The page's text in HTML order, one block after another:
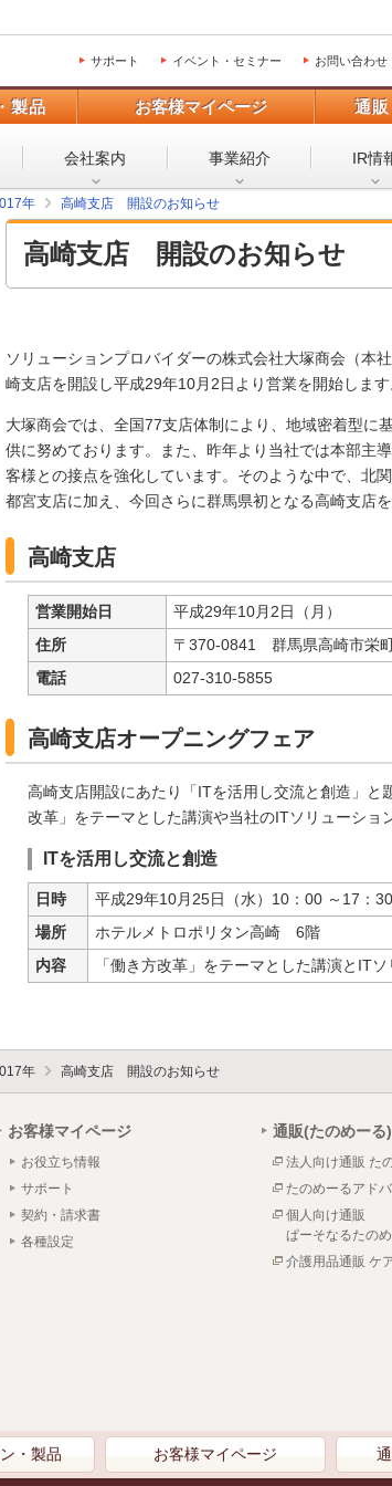
サポート イベント・セミナー お問い合わせ
製品 お客様マイページ 通販
会社案内 事業紹介 IR情
年 高崎支店 開設のお知らせ
高崎支店 開設のお知らせ
ソリューションプロバイダーの株式会社大塚商会（
崎支店を開設し平成29年10月2日より営業を開始します
大塚商会では、全国77支店体制により、地域密着型に
供に努めております。また、昨年より当社では本部主
客様との接点を強化しています。そのような中で、北
都宮支店に加え、今回さらに群馬県初となる高崎支店を
高崎支店
営業開始日
平成29年10月2日（月）
住所
〒370-0841 群馬県高崎市
電話
027-310-5855
高崎支店オープニングフェア
高崎支店開設にあたり「ITを活用し交流と創造」
改革」をテーマとした講演や当社のITソリューショ
ITを活用し交流と創造
日時
平成29年10月25日（水）10：00 ～17：30
場所
ホテルメトロポリタン高崎 6階
内容
「働き方改革」をテーマとした講演とIT
年 高崎支店 開設のお知らせ
お客様マイページ
お役立ち情報
サポート
契約・請求書
各種設定
通販(たのめーる)
法人向け通販 た
たのめーるアド
個人向け通販
ぱーそなるたの
介護用品通販 ケ
・製品 お客様マイページ